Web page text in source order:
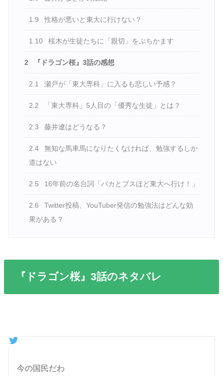
1.9 性格が悪いと東大に行けない？
1.10 桜木が生徒たちに「親切」をぶちかます
2 『ドラゴン桜』3話の感想
2.1 瀬戸が「東大専科」に入るも悲しい予感？
2.2 「東大専科」5人目の「優秀な生徒」とは？
2.3 藤井遼はどうなる？
2.4
無知な馬車馬になりたくなければ、勉強するしか
道はない
2.5 16年前の名台詞「バカとブスほど東大へ行け！」
2.6
Twitter投稿、YouTuber発信の勉強法はどんな効
果がある？
『ドラゴン桜』3話のネタバレ
今の国民だわ